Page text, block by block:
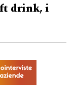
drink, i